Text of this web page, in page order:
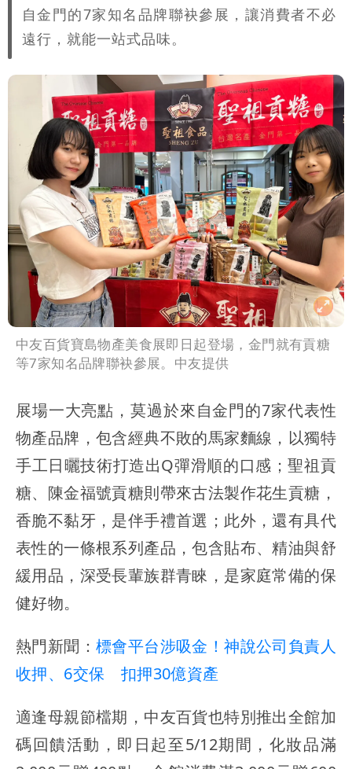
自金門的7家知名品牌聯袂參展，讓消費者不必
遠行，就能一站式品味。
中友百貨寶島物產美食展即日起登場，金門就有貢糖
等7家知名品牌聯袂參展。中友提供
展場一大亮點，莫過於來自金門的7家代表性
物產品牌，包含經典不敗的馬家麵線，以獨特
手工日曬技術打造出Q彈滑順的口感；聖祖貢
糖、陳金福號貢糖則帶來古法製作花生貢糖，
香脆不黏牙，是伴手禮首選；此外，還有具代
表性的一條根系列產品，包含貼布、精油與舒
緩用品，深受長輩族群青睞，是家庭常備的保
健好物。
熱門新聞： 標會平台涉吸金！神說公司負責人
收押、6交保 扣押30億資產
適逢母親節檔期，中友百貨也特別推出全館加
碼回饋活動，即日起至5/12期間，化妝品滿